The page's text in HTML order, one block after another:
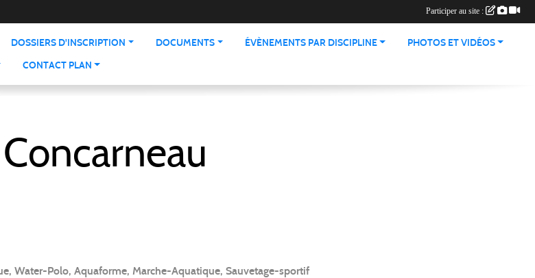
DOSSIERS D'INSCRIPTION DOCUMENTS ÉVÈNEMENTS PAR DISCIPLINE
PHOTOS ET VIDÉOS
CONTACT PLAN
Water-Polo, Aquaforme, Marche-Aquatique, Sauvetage-sportif
Participer au site :